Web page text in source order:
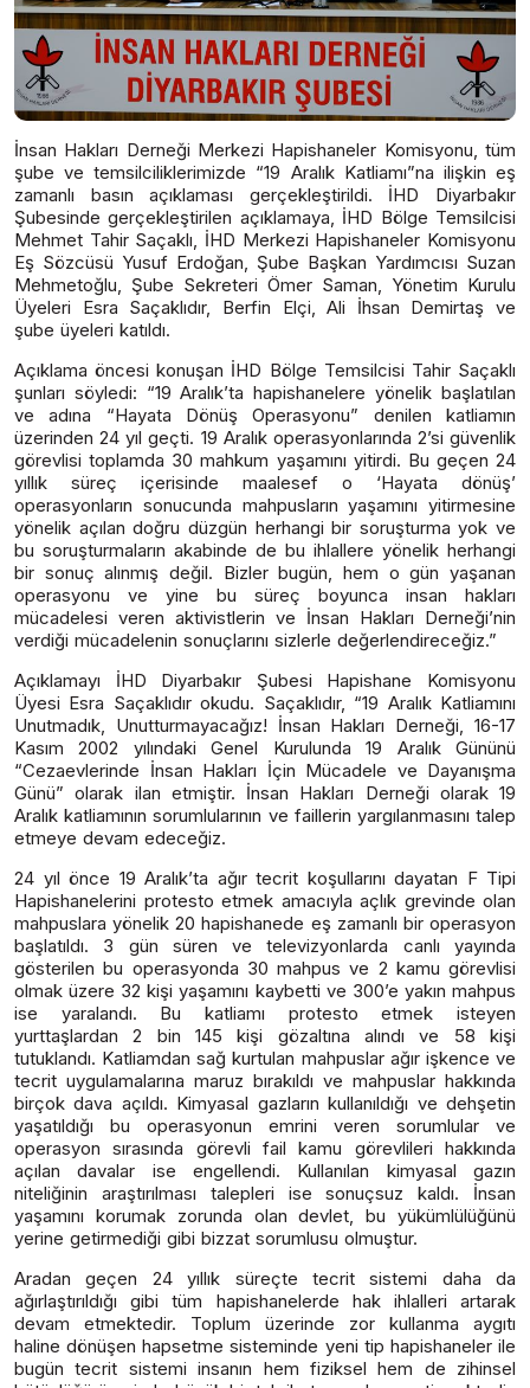
İnsan Hakları Derneği Merkezi Hapishaneler Komisyonu, tüm
şube ve temsilciliklerimizde “19 Aralık Katliamı”na ilişkin eş
zamanlı basın açıklaması gerçekleştirildi. İHD Diyarbakır
Şubesinde gerçekleştirilen açıklamaya, İHD Bölge Temsilcisi
Mehmet Tahir Saçaklı, İHD Merkezi Hapishaneler Komisyonu
Eş Sözcüsü Yusuf Erdoğan, Şube Başkan Yardımcısı Suzan
Mehmetoğlu, Şube Sekreteri Ömer Saman, Yönetim Kurulu
Üyeleri Esra Saçaklıdır, Berfin Elçi, Ali İhsan Demirtaş ve
şube üyeleri katıldı.
Açıklama öncesi konuşan İHD Bölge Temsilcisi Tahir Saçaklı
şunları söyledi: “19 Aralık’ta hapishanelere yönelik başlatılan
ve adına “Hayata Dönüş Operasyonu” denilen katliamın
üzerinden 24 yıl geçti. 19 Aralık operasyonlarında 2’si güvenlik
görevlisi toplamda 30 mahkum yaşamını yitirdi. Bu geçen 24
yıllık süreç içerisinde maalesef o ‘Hayata dönüş’
operasyonların sonucunda mahpusların yaşamını yitirmesine
yönelik açılan doğru düzgün herhangi bir soruşturma yok ve
bu soruşturmaların akabinde de bu ihlallere yönelik herhangi
bir sonuç alınmış değil. Bizler bugün, hem o gün yaşanan
operasyonu ve yine bu süreç boyunca insan hakları
mücadelesi veren aktivistlerin ve İnsan Hakları Derneği’nin
verdiği mücadelenin sonuçlarını sizlerle değerlendireceğiz.”
Açıklamayı İHD Diyarbakır Şubesi Hapishane Komisyonu
Üyesi Esra Saçaklıdır okudu. Saçaklıdır, “19 Aralık Katliamını
Unutmadık, Unutturmayacağız! İnsan Hakları Derneği, 16-17
Kasım 2002 yılındaki Genel Kurulunda 19 Aralık Gününü
“Cezaevlerinde İnsan Hakları İçin Mücadele ve Dayanışma
Günü” olarak ilan etmiştir. İnsan Hakları Derneği olarak 19
Aralık katliamının sorumlularının ve faillerin yargılanmasını talep
etmeye devam edeceğiz.
24 yıl önce 19 Aralık’ta ağır tecrit koşullarını dayatan F Tipi
Hapishanelerini protesto etmek amacıyla açlık grevinde olan
mahpuslara yönelik 20 hapishanede eş zamanlı bir operasyon
başlatıldı. 3 gün süren ve televizyonlarda canlı yayında
gösterilen bu operasyonda 30 mahpus ve 2 kamu görevlisi
olmak üzere 32 kişi yaşamını kaybetti ve 300’e yakın mahpus
ise yaralandı. Bu katliamı protesto etmek isteyen
yurttaşlardan 2 bin 145 kişi gözaltına alındı ve 58 kişi
tutuklandı. Katliamdan sağ kurtulan mahpuslar ağır işkence ve
tecrit uygulamalarına maruz bırakıldı ve mahpuslar hakkında
birçok dava açıldı. Kimyasal gazların kullanıldığı ve dehşetin
yaşatıldığı bu operasyonun emrini veren sorumlular ve
operasyon sırasında görevli fail kamu görevlileri hakkında
açılan davalar ise engellendi. Kullanılan kimyasal gazın
niteliğinin araştırılması talepleri ise sonuçsuz kaldı. İnsan
yaşamını korumak zorunda olan devlet, bu yükümlülüğünü
yerine getirmediği gibi bizzat sorumlusu olmuştur.
Aradan geçen 24 yıllık süreçte tecrit sistemi daha da
ağırlaştırıldığı gibi tüm hapishanelerde hak ihlalleri artarak
devam etmektedir. Toplum üzerinde zor kullanma aygıtı
haline dönüşen hapsetme sisteminde yeni tip hapishaneler ile
bugün tecrit sistemi insanın hem fiziksel hem de zihinsel